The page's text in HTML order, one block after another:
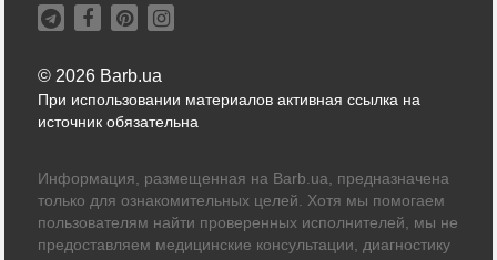
© 2026 Barb.ua
При использовании материалов активная ссылка на
источник обязательна
Информация, размещенная на Barb.ua, предназначена
только для ознакомительных целей. Хотя мы помогаем
пользователям найти проверенных исполнителей, мы не
предоставляем медицинские консультации, диагностику